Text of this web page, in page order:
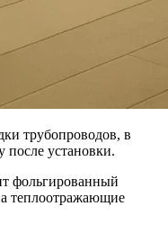
трубопроводов, в
после установки.
фольгированный
теплоотражающие